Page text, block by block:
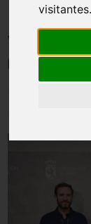
visitantes.
YA ESTÁ AQUÍ
CARRERAS